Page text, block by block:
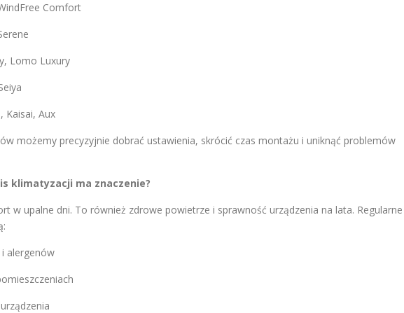
Comfort
Lomo Luxury
Kaisai, Aux
możemy precyzyjnie dobrać ustawienia, skrócić czas montażu i uniknąć problemów
klimatyzacji ma znaczenie?
w upalne dni. To również zdrowe powietrze i sprawność urządzenia na lata. Regularne
alergenów